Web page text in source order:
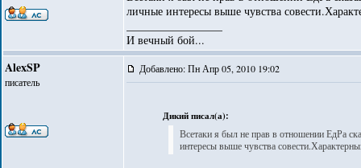
личные интересы выше чувства
И вечный бой...
AlexSP
писатель
Добавлено: Пн Апр 05, 2010 19:02
Дикий писал(а):
Всетаки я был не прав в отношении ЕдРа
интересы выше чувства